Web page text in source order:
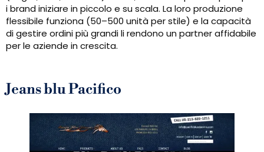
i brand iniziare in piccolo e su scala. La loro produzione
flessibile funziona (50–500 unità per stile) e la capacità
di gestire ordini più grandi li rendono un partner affidabile
per le aziende in crescita.
Jeans blu Pacifico